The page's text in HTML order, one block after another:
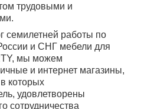
трудовыми и
семилетней работы по
и СНГ мебели для
мы можем
и интернет магазины,
которых
удовлетворены
сотрудничества